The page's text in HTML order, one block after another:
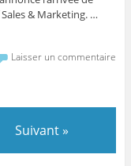
& Marketing. …
Laisser un commentaire
Suivant»